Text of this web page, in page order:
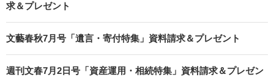
求＆プレゼント
文藝春秋7月号「遺言・寄付特集」資料請求＆プレゼント
週刊文春7月2日号「資産運用・相続特集」資料請求＆プレゼン